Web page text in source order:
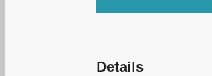
Details